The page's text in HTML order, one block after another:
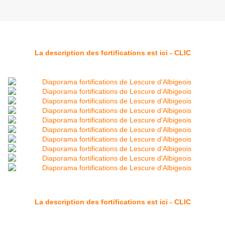
La description des fortifications est ici - CLIC
La description des fortifications est ici - CLIC